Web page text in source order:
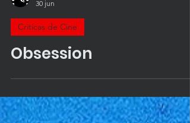
Young Critic
30 jun
Criticas de Cine
Obsession